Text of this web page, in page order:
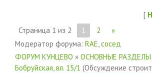
[
Страница 1 из 2 1 2
»
Модератор форума: RAE,сосед
ФОРУМ КУНЦЕВО » ОСНОВНЫЕ РАЗДЕЛЫ
Бобруйская, вл. 15/1 (Обсуждение